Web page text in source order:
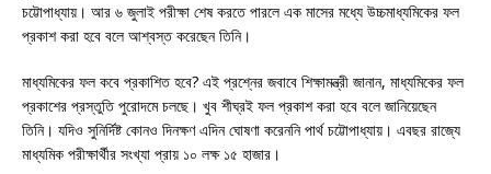
চট্টোপাধ্যায়। আর ৬ জুলাই পরীক্ষা শেষ করতে পারলে এক মাসের মধ্যে উচ্চমাধ্যমিকের ফল
প্রকাশ করা হবে বলে আশ্বস্ত করেছেন তিনি।
মাধ্যমিকের ফল কবে প্রকাশিত হবে? এই প্রশ্নের জবাবে শিক্ষামন্ত্রী জানান, মাধ্যমিকের ফল
প্রকাশের প্রস্তুতি পুরোদমে চলছে। খুব শীঘ্রই ফল প্রকাশ করা হবে বলে জানিয়েছেন
তিনি। যদিও সুনির্দিষ্ট কোনও দিনক্ষণ এদিন ঘোষণা করেননি পার্থ চট্টোপাধ্যায়। এবছর রাজ্যে
মাধ্যমিক পরীক্ষার্থীর সংখ্যা প্রায় ১০ লক্ষ ১৫ হাজার।